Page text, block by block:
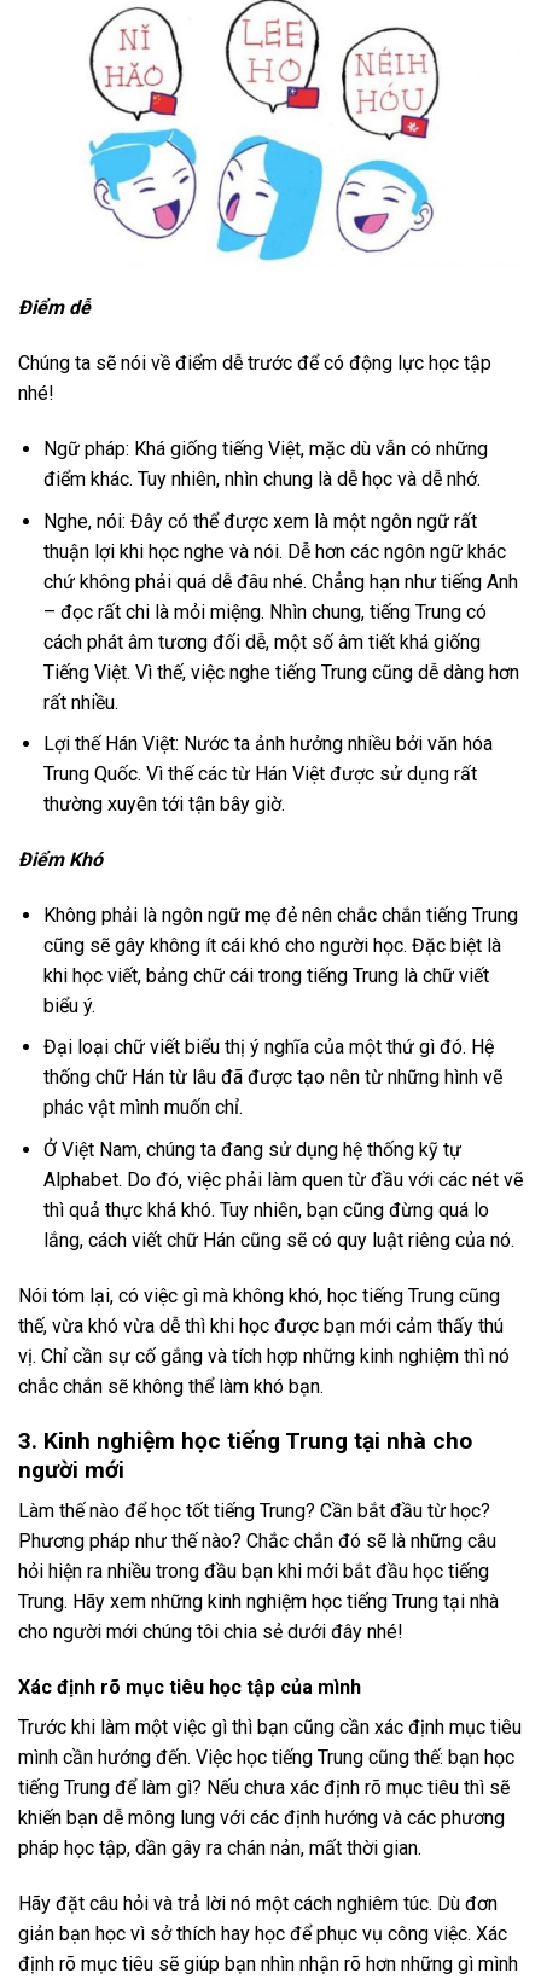
Điểm dễ
Chúng ta sẽ nói về điểm dễ trước để có động lực học tập
nhé!
Ngữ pháp: Khá giống tiếng Việt, mặc dù vẫn có những
điểm khác. Tuy nhiên, nhìn chung là dễ học và dễ nhớ.
Nghe, nói: Đây có thể được xem là một ngôn ngữ rất
thuận lợi khi học nghe và nói. Dễ hơn các ngôn ngữ khác
chứ không phải quá dễ đâu nhé. Chẳng hạn như tiếng Anh
– đọc rất chi là mỏi miệng. Nhìn chung, tiếng Trung có
cách phát âm tương đối dễ, một số âm tiết khá giống
Tiếng Việt. Vì thế, việc nghe tiếng Trung cũng dễ dàng hơn
rất nhiều.
Lợi thế Hán Việt: Nước ta ảnh hưởng nhiều bởi văn hóa
Trung Quốc. Vì thế các từ Hán Việt được sử dụng rất
thường xuyên tới tận bây giờ.
Điểm Khó
Không phải là ngôn ngữ mẹ đẻ nên chắc chắn tiếng Trung
cũng sẽ gây không ít cái khó cho người học. Đặc biệt là
khi học viết, bảng chữ cái trong tiếng Trung là chữ viết
biểu ý.
Đại loại chữ viết biểu thị ý nghĩa của một thứ gì đó. Hệ
thống chữ Hán từ lâu đã được tạo nên từ những hình vẽ
phác vật mình muốn chỉ.
Ở Việt Nam, chúng ta đang sử dụng hệ thống kỹ tự
Alphabet. Do đó, việc phải làm quen từ đầu với các nét vẽ
thì quả thực khá khó. Tuy nhiên, bạn cũng đừng quá lo
lắng, cách viết chữ Hán cũng sẽ có quy luật riêng của nó.
Nói tóm lại, có việc gì mà không khó, học tiếng Trung cũng
thế, vừa khó vừa dễ thì khi học được bạn mới cảm thấy thú
vị. Chỉ cần sự cố gắng và tích hợp những kinh nghiệm thì nó
chắc chắn sẽ không thể làm khó bạn.
3. Kinh nghiệm học tiếng Trung tại nhà cho
người mới
Làm thế nào để học tốt tiếng Trung? Cần bắt đầu từ học?
Phương pháp như thế nào? Chắc chắn đó sẽ là những câu
hỏi hiện ra nhiều trong đầu bạn khi mới bắt đầu học tiếng
Trung. Hãy xem những kinh nghiệm học tiếng Trung tại nhà
cho người mới chúng tôi chia sẻ dưới đây nhé!
Xác định rõ mục tiêu học tập của mình
Trước khi làm một việc gì thì bạn cũng cần xác định mục tiêu
mình cần hướng đến. Việc học tiếng Trung cũng thế: bạn học
tiếng Trung để làm gì? Nếu chưa xác định rõ mục tiêu thì sẽ
khiến bạn dễ mông lung với các định hướng và các phương
pháp học tập, dần gây ra chán nản, mất thời gian.
Hãy đặt câu hỏi và trả lời nó một cách nghiêm túc. Dù đơn
giản bạn học vì sở thích hay học để phục vụ công việc. Xác
định rõ mục tiêu sẽ giúp bạn nhìn nhận rõ hơn những gì mình